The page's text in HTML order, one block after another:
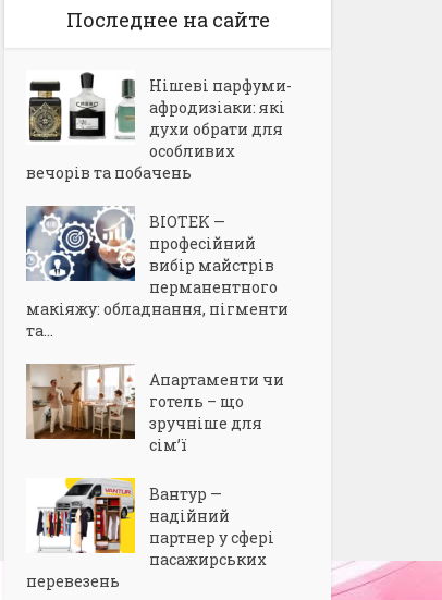
Последнее на сайте
Нішеві парфуми-
афродизіаки: які
духи обрати для
особливих
вечорів та побачень
BIOTEK —
професійний
вибір майстрів
перманентного
макіяжу: обладнання, пігменти
та...
Апартаменти чи
готель – що
зручніше для
сім’ї
Вантур —
надійний
партнер у сфері
пасажирських
перевезень